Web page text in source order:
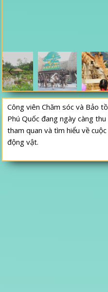
Công viên Chăm sóc và Bảo
Phú Quốc đang ngày càng
tham quan và tìm hiểu về
động vật.